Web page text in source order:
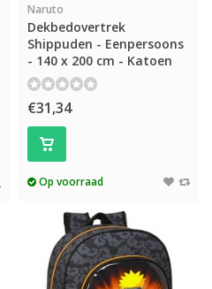
Naruto
Dekbedovertrek
Shippuden - Eenpersoons
- 140 x 200 cm - Katoen
€31,34
Op voorraad